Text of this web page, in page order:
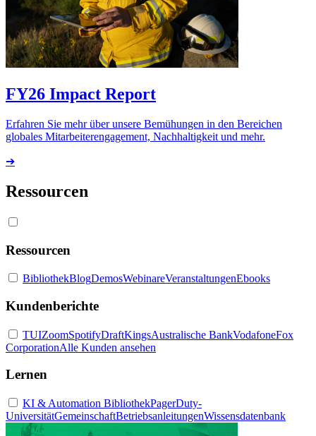
FY26 Impact Report
Erfahren Sie mehr über unsere Bemühungen in den Bereichen
globales Mitarbeiterengagement, Nachhaltigkeit und mehr.
➔
Ressourcen
Ressourcen
BibliothekBlogDemosWebinareVeranstaltungenEbooks
Kundenberichte
TUIZoomSpotifyDraftKingsAustralische BankVodafoneFox
CorporationAlle Kunden ansehen
Lernen
KI & Automation BibliothekPagerDuty-
UniversitätGemeinschaftBetriebsanleitungenWissensdatenbank